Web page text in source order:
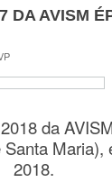
DA AVISM
da
Maria),
2018.